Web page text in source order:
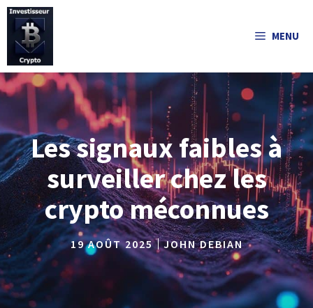
Aller
contenu
MENU
Les signaux faibles à
surveiller chez les
crypto méconnues
19 AOÛT 2025 JOHN DEBIAN